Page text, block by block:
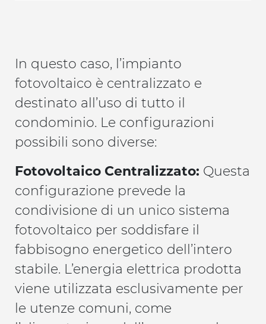
In questo caso, l’impianto
fotovoltaico è centralizzato e
destinato all’uso di tutto il
condominio. Le configurazioni
possibili sono diverse:
Fotovoltaico Centralizzato: Questa
configurazione prevede la
condivisione di un unico sistema
fotovoltaico per soddisfare il
fabbisogno energetico dell’intero
stabile. L’energia elettrica prodotta
viene utilizzata esclusivamente per
le utenze comuni, come